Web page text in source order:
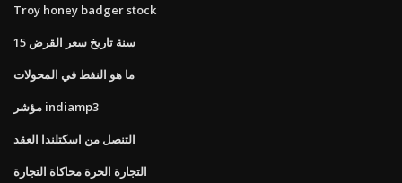
Troy honey badger stock
15 سنة تاريخ سعر القرض
ما هو النفط في المحولات
مؤشر indiamp3
التنصل من اسكتلندا العقد
التجارة الحرة محاكاة التجارة